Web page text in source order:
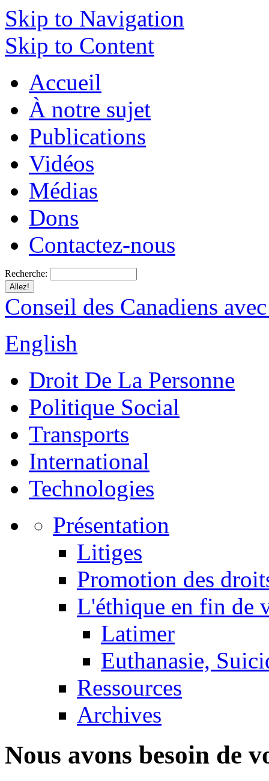
Skip to Navigation
Skip to Content
Accueil
À notre sujet
Publications
Vidéos
Médias
Dons
Contactez-nous
Recherche:
Conseil des Canadiens
English
Droit De La Personne
Politique Social
Transports
International
Technologies
Présentation
Litiges
Promotion des
L'éthique en fin de
Latimer
Euthanasie,
Ressources
Archives
Nous avons besoin de